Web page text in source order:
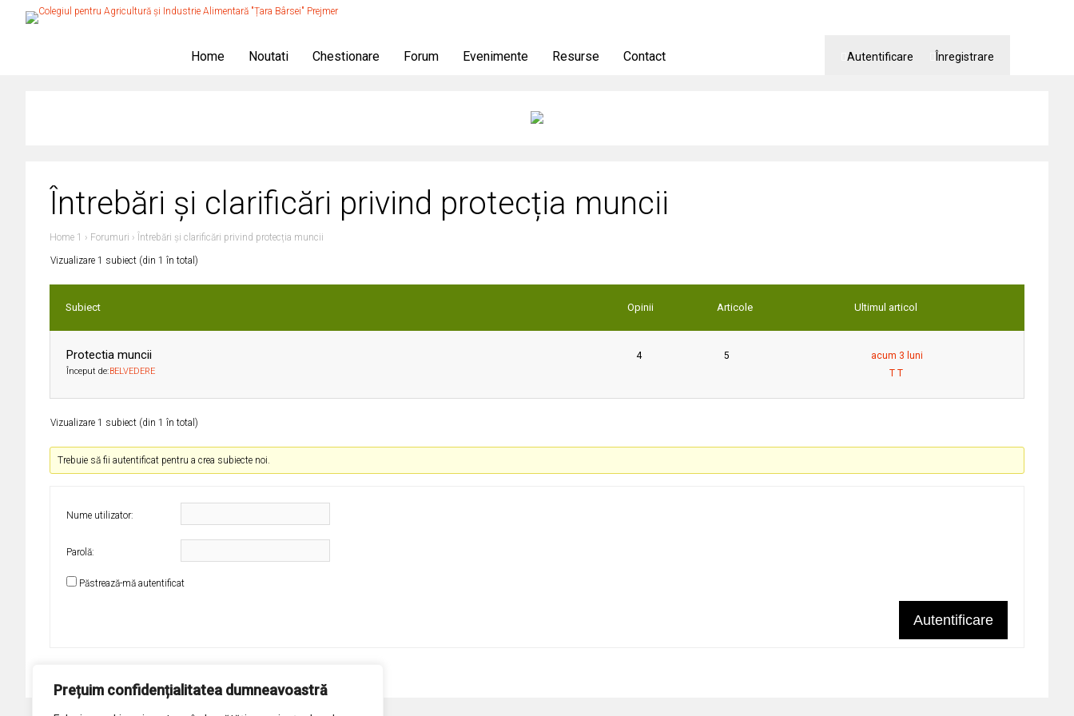
Prețuim confidențialitatea dumneavoastră
Home Noutati Chestionare Forum Evenimente Resurse Contact Autentificare Înregistrare
Întrebări și clarificări privind protecția muncii
Home 1 › Forumuri › Întrebări și clarificări privind protecția muncii
Vizualizare 1 subiect (din 1 în total)
Subiect Opinii Articole Ultimul articol
Protectia muncii
Început de:BELVEDERE
4 5
acum 3 luni
T T
Vizualizare 1 subiect (din 1 în total)
Trebuie să fii autentificat pentru a crea subiecte noi.
Nume utilizator:
Parolă:
Păstrează-mă autentificat
Autentificare